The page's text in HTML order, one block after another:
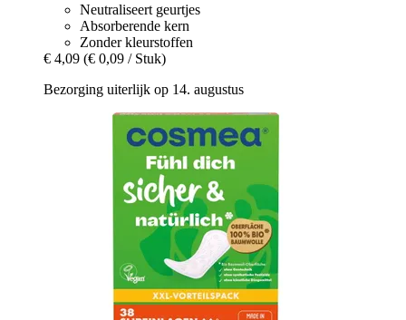
Neutraliseert geurtjes
Absorberende kern
Zonder kleurstoffen
€ 4,09 (€ 0,09 / Stuk)
Bezorging uiterlijk op 14. augustus